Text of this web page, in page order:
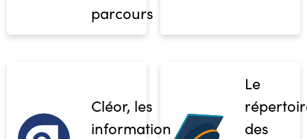
parcours
Cléor, les
informations
Le
des